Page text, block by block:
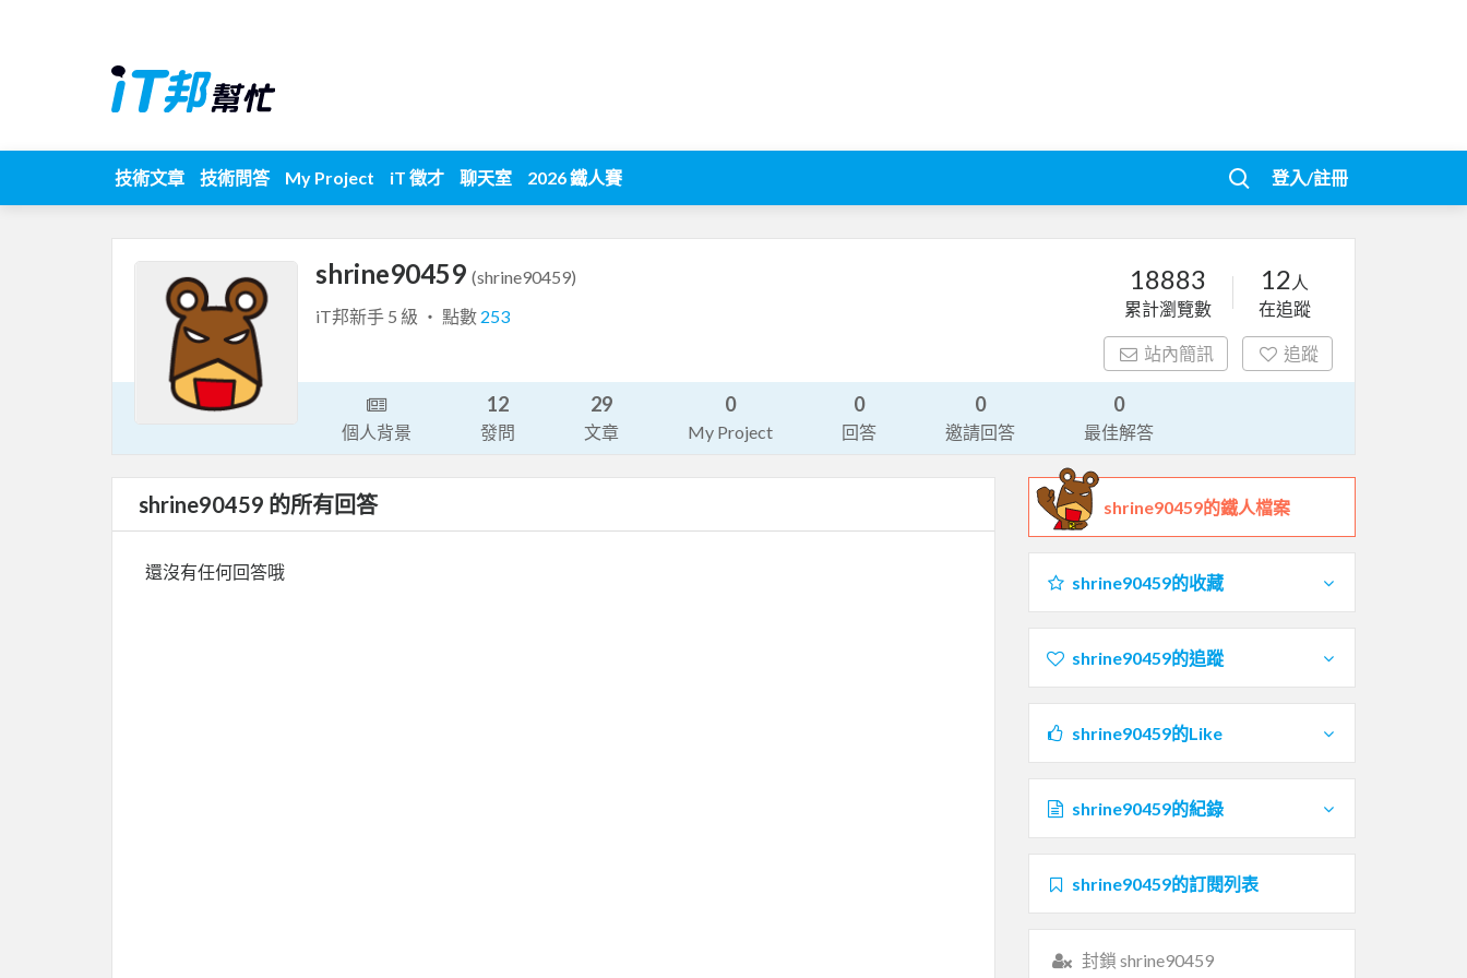
技術文章 技術問答 My Project iT 徵才 聊天室 2026 鐵人賽 登入/註冊
shrine90459 (shrine90459)
iT邦新手 5 級 ‧ 點數 253
18883
累計瀏覽數
12 人
在追蹤
站內簡訊 追蹤
個人背景
12
發問
29
文章
0
My Project
0
回答
0
邀請回答
0
最佳解答
shrine90459 的所有回答
還沒有任何回答哦
shrine90459的鐵人檔案
shrine90459的收藏
shrine90459的追蹤
shrine90459的Like
shrine90459的紀錄
shrine90459的訂閱列表
封鎖 shrine90459